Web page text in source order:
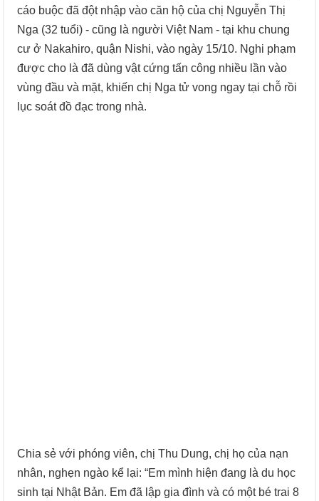
cáo buộc đã đột nhập vào căn hộ của chị Nguyễn Thị
Nga (32 tuổi) - cũng là người Việt Nam - tại khu chung
cư ở Nakahiro, quận Nishi, vào ngày 15/10. Nghi phạm
được cho là đã dùng vật cứng tấn công nhiều lần vào
vùng đầu và mặt, khiến chị Nga tử vong ngay tại chỗ rồi
lục soát đồ đạc trong nhà.
Chia sẻ với phóng viên, chị Thu Dung, chị họ của nạn
nhân, nghẹn ngào kể lại: “Em mình hiện đang là du học
sinh tại Nhật Bản. Em đã lập gia đình và có một bé trai 8